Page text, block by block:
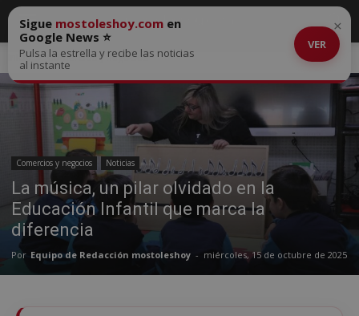
Inicio Comercios y negocios
Comercios y negocios Noticias
La música, un pilar olvidado en la
Educación Infantil que marca la
diferencia
Por Equipo de Redacción mostoleshoy - miércoles, 15 de octubre de 2025
Sigue mostoleshoy.com en
Google News ⭐
Pulsa la estrella y recibe las noticias
al instante
VER
×